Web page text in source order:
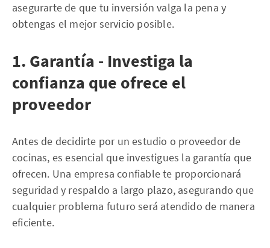
asegurarte de que tu inversión valga la pena y
obtengas el mejor servicio posible.
1. Garantía - Investiga la
confianza que ofrece el
proveedor
Antes de decidirte por un estudio o proveedor de
cocinas, es esencial que investigues la garantía que
ofrecen. Una empresa confiable te proporcionará
seguridad y respaldo a largo plazo, asegurando que
cualquier problema futuro será atendido de manera
eficiente.